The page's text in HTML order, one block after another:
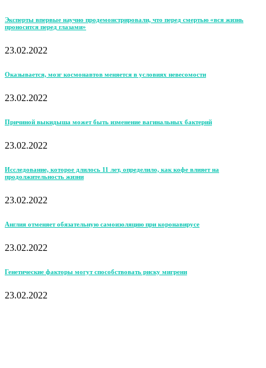
Эксперты впервые научно продемонстрировали, что перед смертью «вся жизнь
проносится перед глазами»
23.02.2022
Оказывается, мозг космонавтов меняется в условиях невесомости
23.02.2022
Причиной выкидыша может быть изменение вагинальных бактерий
23.02.2022
Исследование, которое длилось 11 лет, определило, как кофе влияет на
продолжительность жизни
23.02.2022
Англия отменяет обязательную самоизоляцию при коронавирусе
23.02.2022
Генетические факторы могут способствовать риску мигрени
23.02.2022